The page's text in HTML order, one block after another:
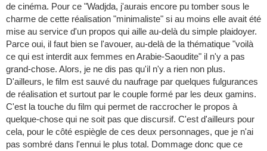
de cinéma. Pour ce "Wadjda, j'aurais encore pu tomber sous le
charme de cette réalisation "minimaliste" si au moins elle avait été
mise au service d'un propos qui aille au-delà du simple plaidoyer.
Parce oui, il faut bien se l'avouer, au-delà de la thématique "voilà
ce qui est interdit aux femmes en Arabie-Saoudite" il n'y a pas
grand-chose. Alors, je ne dis pas qu'il n'y a rien non plus.
D'ailleurs, le film est sauvé du naufrage par quelques fulgurances
de réalisation et surtout par le couple formé par les deux gamins.
C'est la touche du film qui permet de raccrocher le propos à
quelque-chose qui ne soit pas que discursif. C'est d'ailleurs pour
cela, pour le côté espiègle de ces deux personnages, que je n'ai
pas sombré dans l'ennui le plus total. Dommage donc que ce